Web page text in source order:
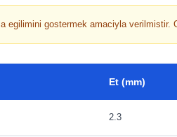
egilimini gostermek amaciyla verilmistir.
Et (mm)
2.3